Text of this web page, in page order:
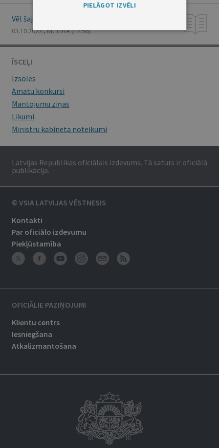
Vēl šajā numurā
03.10.2022., Nr. 191A(12:56)
ĪSCEĻI
Izsoles
Amatu konkursi
Mantojumu ziņas
Likumi
Ministru kabineta noteikumi
Latvijas Republikas oficiālais izdevums. Tā saturs ir oficiālā
publikācija.
© VSIA LATVIJAS VĒSTNESIS
Kontakti
Par oficiālo izdevumu
Piekļūstamība
OFICIĀLIE PAZIŅOJUMI
Klientu centrs
Iesniegšana
Atkalizmantošana
PIELĀGOT IZVĒLI